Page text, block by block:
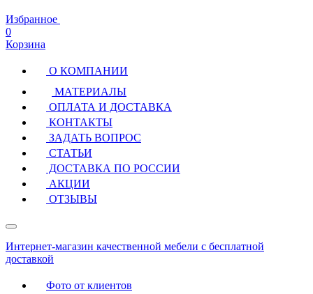
Избранное
0
Корзина
О КОМПАНИИ
МАТЕРИАЛЫ
ОПЛАТА И ДОСТАВКА
КОНТАКТЫ
ЗАДАТЬ ВОПРОС
СТАТЬИ
ДОСТАВКА ПО РОССИИ
АКЦИИ
ОТЗЫВЫ
Интернет-магазин качественной мебели с бесплатной
доставкой
Фото от клиентов